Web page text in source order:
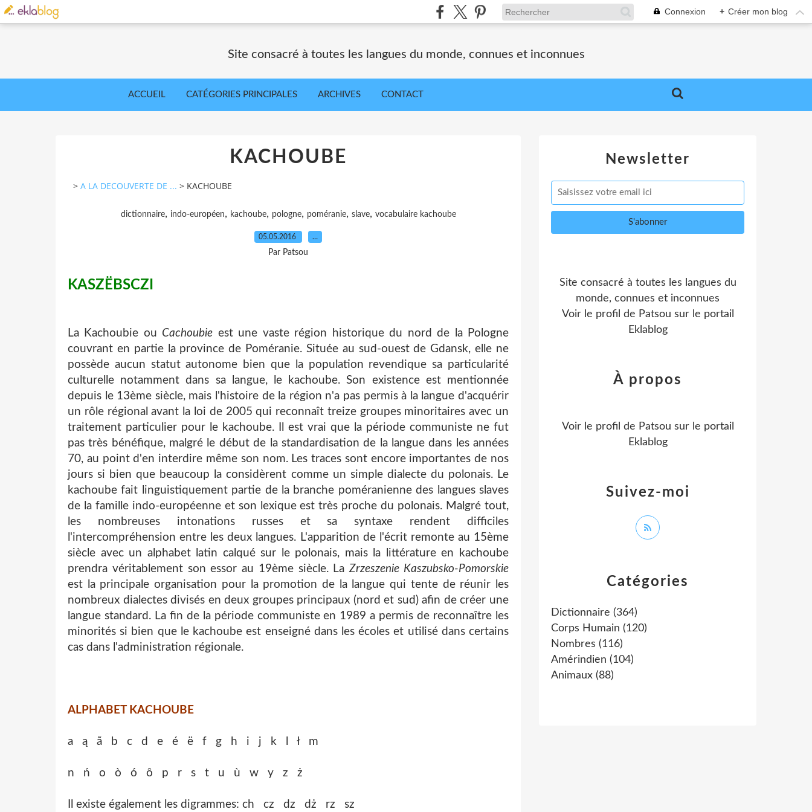
Connexion + Créer mon blog
Site consacré à toutes les langues du monde, connues et inconnues
ACCUEIL CATÉGORIES PRINCIPALES ARCHIVES CONTACT
KACHOUBE
> A LA DECOUVERTE DE ... > KACHOUBE
dictionnaire, indo-européen, kachoube, pologne, poméranie, slave, vocabulaire kachoube
05.05.2016 …
Par Patsou
KASZËBSCZI
La Kachoubie ou Cachoubie est une vaste région historique du nord de la Pologne
couvrant en partie la province de Poméranie. Située au sud-ouest de Gdansk, elle ne
possède aucun statut autonome bien que la population revendique sa particularité
culturelle notamment dans sa langue, le kachoube. Son existence est mentionnée
depuis le 13ème siècle, mais l'histoire de la région n'a pas permis à la langue d'acquérir
un rôle régional avant la loi de 2005 qui reconnaît treize groupes minoritaires avec un
traitement particulier pour le kachoube. Il est vrai que la période communiste ne fut
pas très bénéfique, malgré le début de la standardisation de la langue dans les années
70, au point d'en interdire même son nom. Les traces sont encore importantes de nos
jours si bien que beaucoup la considèrent comme un simple dialecte du polonais. Le
kachoube fait linguistiquement partie de la branche poméranienne des langues slaves
de la famille indo-européenne et son lexique est très proche du polonais. Malgré tout,
les nombreuses intonations russes et sa syntaxe rendent difficiles
l'intercompréhension entre les deux langues. L'apparition de l'écrit remonte au 15ème
siècle avec un alphabet latin calqué sur le polonais, mais la littérature en kachoube
prendra véritablement son essor au 19ème siècle. LaZrzeszenie Kaszubsko-Pomorskie
est la principale organisation pour la promotion de la langue qui tente de réunir les
nombreux dialectes divisés en deux groupes principaux (nord et sud) afin de créer une
langue standard. La fin de la période communiste en 1989 a permis de reconnaître les
minorités si bien que le kachoube est enseigné dans les écoles et utilisé dans certains
cas dans l'administration régionale.
ALPHABET KACHOUBE
a ą ã b c d e é ë f g h i j k l ł m
n ń o ò ó ô p r s t u ù w y z ż
Il existe également les digrammes: ch cz dz dż rz sz
Newsletter
Catégories
Dictionnaire (364)
Corps Humain (120)
Nombres (116)
Amérindien (104)
Animaux (88)
Site consacré à toutes les langues du
monde, connues et inconnues
Voir le profil de Patsou sur le portail
Eklablog
Suivez-moi
À propos
Voir le profil de Patsou sur le portail
Eklablog